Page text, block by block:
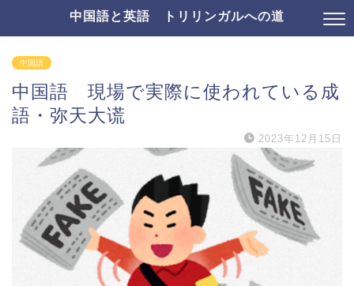
中国語と英語 トリリンガルへの道
中国語
中国語 現場で実際に使われている成
語・弥天大谎
2023年12月15日